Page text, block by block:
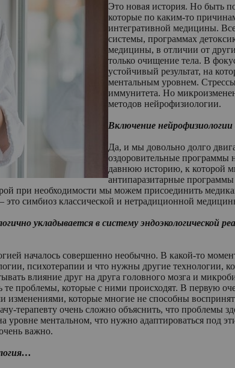
Это новая история. Но быть
которые по каким-то
интегративной медицины.
системы, программах
медицины, в отличии от
только очищение тела. В
устойчивый результат, на
ментальным уровнем.
иммунитета. Но
методов нейрофизиологии.
Включение
Да, и мы довольно долго
оздоровительные программы
давнюю историю, к которой
антипаразитарные
при необходимости мы можем присоединить
симбиоз классической и нетрадиционной
укладывается в систему эндоэкологической
началось совершенно необычно. В какой-то
психотерапии и что нужны другие технологии,
влияние друг на друга головного мозга и
те проблемы, которые с ними происходят. В первую
изменениями, которые многие не способны
терапевту очень сложно объяснить, что проблемы
уровне ментальном, что нужно адаптироваться под
важно.